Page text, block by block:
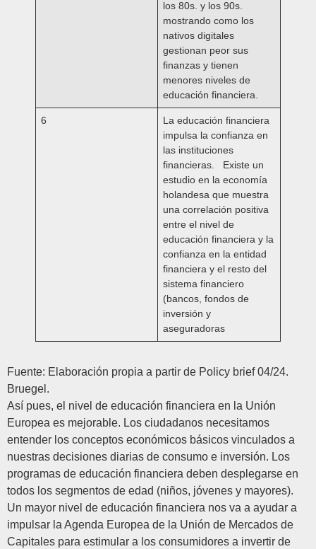
los 80s. y los 90s.
mostrando como los
nativos digitales
gestionan peor sus
finanzas y tienen
menores niveles de
educación financiera.
6
La educación financiera
impulsa la confianza en
las instituciones
financieras. Existe un
estudio en la economía
holandesa que muestra
una correlación positiva
entre el nivel de
educación financiera y la
confianza en la entidad
financiera y el resto del
sistema financiero
(bancos, fondos de
inversión y
aseguradoras
Fuente: Elaboración propia a partir de Policy brief 04/24.
Bruegel.
Así pues, el nivel de educación financiera en la Unión
Europea es mejorable. Los ciudadanos necesitamos
entender los conceptos económicos básicos vinculados a
nuestras decisiones diarias de consumo e inversión. Los
programas de educación financiera deben desplegarse en
todos los segmentos de edad (niños, jóvenes y mayores).
Un mayor nivel de educación financiera nos va a ayudar a
impulsar la Agenda Europea de la Unión de Mercados de
Capitales para estimular a los consumidores a invertir de